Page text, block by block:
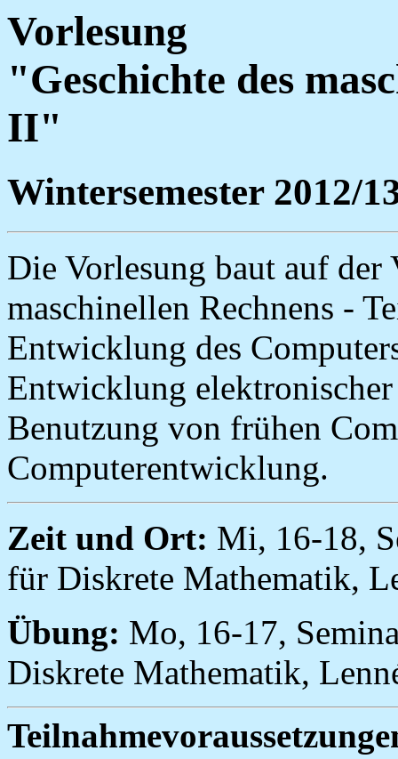
Vorlesung
"Geschichte des
II"
Wintersemester 2012/
Die Vorlesung baut auf der
maschinellen Rechnens -
Entwicklung des
Entwicklung
Benutzung von frühen
Computerentwicklung.
Zeit und Ort: Mi, 16-18,
für Diskrete Mathematik,
Übung: Mo, 16-17,
Diskrete Mathematik,